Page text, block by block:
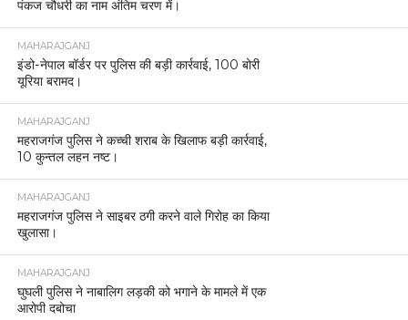
पंकज चौधरी का नाम अंतिम चरण में।
MAHARAJGANJ
इंडो-नेपाल बॉर्डर पर पुलिस की बड़ी कार्रवाई, 100 बोरी
यूरिया बरामद।
MAHARAJGANJ
महराजगंज पुलिस ने कच्ची शराब के खिलाफ बड़ी कार्रवाई,
10 कुन्तल लहन नष्ट।
MAHARAJGANJ
महराजगंज पुलिस ने साइबर ठगी करने वाले गिरोह का किया
खुलासा।
MAHARAJGANJ
घुघली पुलिस ने नाबालिग लड़की को भगाने के मामले में एक
आरोपी दबोचा